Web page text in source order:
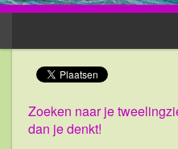
Home
Natuurgeneeskunde
Zoeken naar je
dan je denkt!